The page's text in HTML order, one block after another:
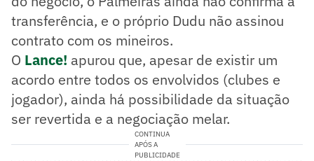
transferência, e o próprio Dudu não assinou
contrato com os mineiros.
O Lance! apurou que, apesar de existir um
acordo entre todos os envolvidos (clubes e
jogador), ainda há possibilidade da situação
ser revertida e a negociação melar.
CONTINUA
APÓS A
PUBLICIDADE